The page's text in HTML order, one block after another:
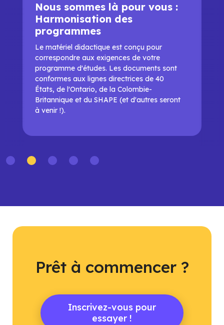
Nous sommes là pour vous :
Harmonisation des
programmes
Le matériel didactique est conçu pour
correspondre aux exigences de votre
programme d'études. Les documents sont
conformes aux lignes directrices de 40
États, de l'Ontario, de la Colombie-
Britannique et du SHAPE (et d'autres seront
à venir !).
Prêt à commencer ?
Inscrivez-vous pour
essayer !